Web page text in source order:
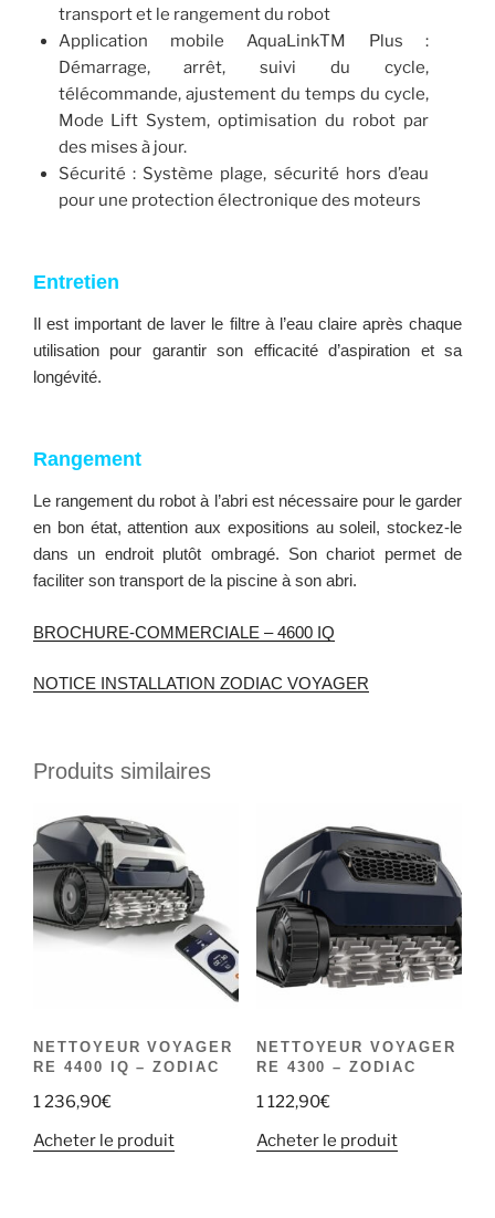
transport et le rangement du robot
Application mobile AquaLinkTM Plus :
Démarrage, arrêt, suivi du cycle,
télécommande, ajustement du temps du cycle,
Mode Lift System, optimisation du robot par
des mises à jour.
Sécurité : Système plage, sécurité hors d’eau
pour une protection électronique des moteurs
Entretien
Il est important de laver le filtre à l’eau claire après chaque
utilisation pour garantir son efficacité d’aspiration et sa
longévité.
Rangement
Le rangement du robot à l’abri est nécessaire pour le garder
en bon état, attention aux expositions au soleil, stockez-le
dans un endroit plutôt ombragé. Son chariot permet de
faciliter son transport de la piscine à son abri.
BROCHURE-COMMERCIALE – 4600 IQ
NOTICE INSTALLATION ZODIAC VOYAGER
Produits similaires
NETTOYEUR VOYAGER
RE 4400 IQ – ZODIAC
1 236,90€
Acheter le produit
NETTOYEUR VOYAGER
RE 4300 – ZODIAC
1 122,90€
Acheter le produit